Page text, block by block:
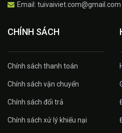
Email: tuivaiviet.com@gmail.com
CHÍNH SÁCH
Chính sách thanh toán
Chính sách vận chuyển
Chính sách đổi trả
Chính sách xử lý khiếu nại